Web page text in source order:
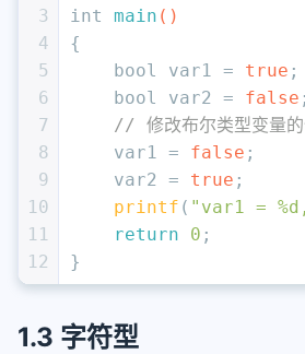
3
4
5
6
7
8
9
10
11
12
int
main ()
{
bool
var1 = true
bool
var2 = false
// 修改布尔类型变量的
    var1 =
false ;
    var2 =
true ;
printf ( "var1 =
return
0 ;
}
1.3 字符型